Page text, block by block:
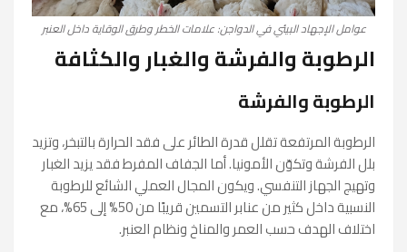
عوامل الإجهاد البيئي في الدواجن: علامات الخطر وطرق الوقاية داخل العنبر
الرطوبة والفرشة والغبار والكثافة
الرطوبة والفرشة
الرطوبة المرتفعة تقلل قدرة الطائر على فقد الحرارة بالتبخر، وتزيد
بلل الفرشة وتكوّن الأمونيا. أما الجفاف المفرط فقد يزيد الغبار
وتهيج الجهاز التنفسي. ويكون المجال العملي الشائع للرطوبة
النسبية داخل كثير من عنابر التسمين قريبًا من 50% إلى 65%، مع
اختلاف الهدف حسب العمر والمناخ ونظام العنبر.